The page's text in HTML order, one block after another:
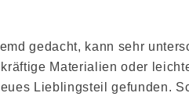
gedacht, kann sehr
Materialien oder
Lieblingsteil gefunden.